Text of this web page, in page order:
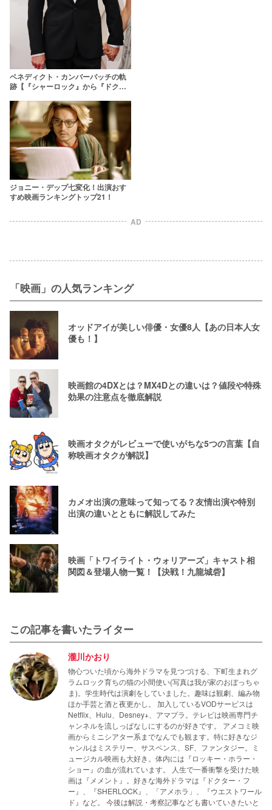
ベネディクト・カンバーバッチの軌
跡【『シャーロック』から『ドクタ
ジョニー・デップ七変化！出演おす
すめ映画ランキングトップ21！
AD
「映画」の人気ランキング
オッドアイが美しい俳優・女優8人【あの日本人女
優も！】
映画館の4DXとは？MX4Dとの違いは？値段や特殊
効果の注意点を徹底解説
映画オタクがレビューで使いがちな5つの言葉【自
称映画オタクが解説】
カメオ出演の意味って知ってる？友情出演や特別
出演の違いとともに解説してみた
映画「トワイライト・ウォリアーズ」キャスト相
関図＆登場人物一覧！【決戦！九龍城砦】
この記事を書いたライター
瀧川かおり
物心ついた頃から海外ドラマを見つづける、下町生まれグ
ラムロック育ちの猫の小間使い(写真は我が家のおぼっちゃ
ま)。学生時代は演劇をしていました。趣味は観劇、編み物
ほか手芸と酒と夜更かし。 加入しているVODサービスは
Netflix、Hulu、Desney+、アマプラ。テレビは映画専門チ
ャンネルを流しっぱなしにするのが好きです。 アメコミ映
画からミニシアター系までなんでも観ます。特に好きなジ
ャンルはミステリー、サスペンス、SF、ファンタジー。ミ
ュージカル映画も大好き。体内には『ロッキー・ホラー・
ショー』の血が流れています。 人生で一番衝撃を受けた映
画は『メメント』。好きな海外ドラマは『ドクター・フ
ー』、『SHERLOCK』、「アメホラ」、『ウエストワール
ド』など。 今後は解説・考察記事なども書いていきたいと